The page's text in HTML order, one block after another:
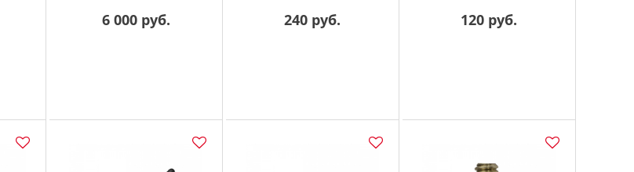
6 000 руб. 240 руб. 120 руб.